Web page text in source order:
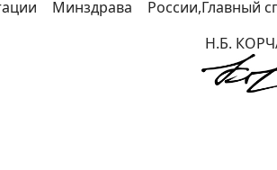
Минздрава России,Главный
Н.Б.